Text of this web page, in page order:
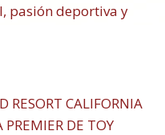
pasión deportiva y
RESORT CALIFORNIA
DE TOY